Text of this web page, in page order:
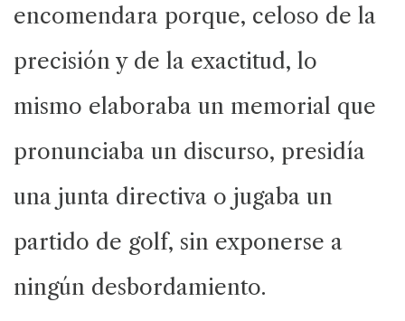
encomendara porque, celoso de la
precisión y de la exactitud, lo
mismo elaboraba un memorial que
pronunciaba un discurso, presidía
una junta directiva o jugaba un
partido de golf, sin exponerse a
ningún desbordamiento.